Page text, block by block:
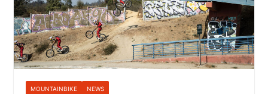
MOUNTAINBIKE NEWS